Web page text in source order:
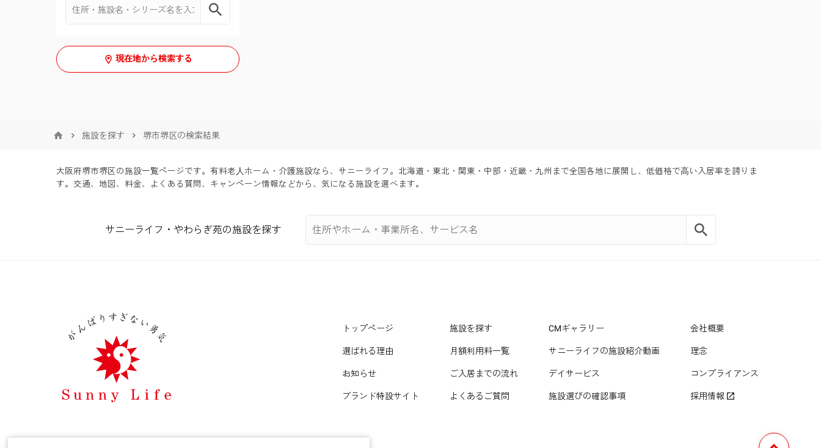
武蔵村山市
羽村市
座間市
中郡二宮町
愛甲郡愛川町
住宅型有料老人ホーム(介護専用
保証人必要
24時間介護士常駐
ナースコール
看取り・ターミナルケア
介護ベッド付居室
広い居室
機械浴・特殊浴
二人室現在地から検索する
施設を探す 堺市堺区の検索結果
大阪府堺市堺区の施設一覧ページです。有料老⼈ホーム・介護施設なら、サニーライフ。北海道・東北・関東・中部・近畿・九州まで全国各地に展開し、低価格で⾼い入居率を誇りま
す。交通、地図、料金、よくある質問、キャンペーン情報などから、気になる施設を選べます。
サニーライフ・やわらぎ苑の施設を探す
トップページ
選ばれる理由
お知らせ
ブランド特設サイト
施設を探す
月額利用料一覧
ご入居までの流れ
よくあるご質問
CMギャラリー
サニーライフの施設紹介動画
デイサービス
施設選びの確認事項
会社概要
理念
コンプライアンス
採用情報